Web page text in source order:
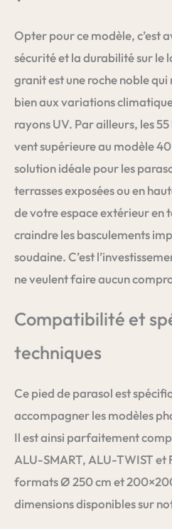
Opter pour ce modèle, c’est
sécurité et la durabilité sur le
granit est une roche noble
bien aux variations
rayons UV. Par ailleurs, les
vent supérieure au modèle
solution idéale pour les
terrasses exposées ou en
de votre espace extérieur en
craindre les basculements
soudaine. C’est
ne veulent faire aucun
Compatibilité et
techniques
Ce pied de parasol est
accompagner les modèles
Il est ainsi parfaitement
ALU-SMART, ALU-TWIST et
formats Ø 250 cm et
dimensions disponibles sur